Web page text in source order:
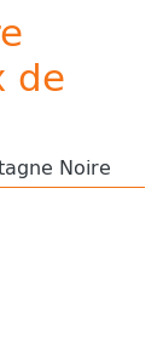
de
Noire